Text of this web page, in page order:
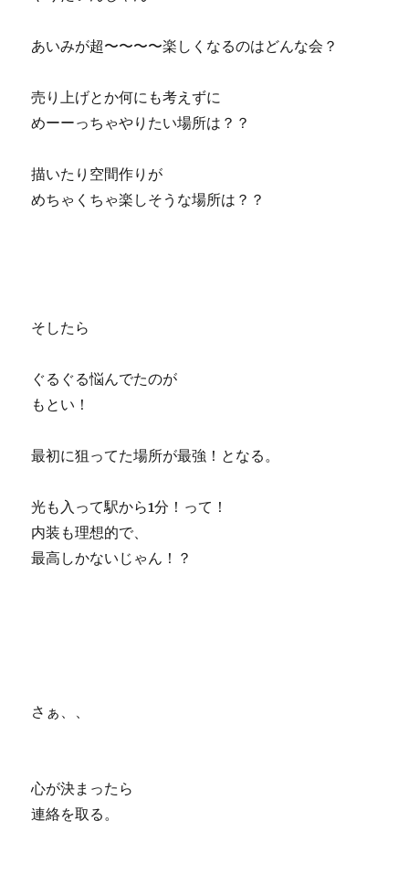
あいみが超〜〜〜〜楽しくなるのはどんな会？
売り上げとか何にも考えずに
めーーっちゃやりたい場所は？？
描いたり空間作りが
めちゃくちゃ楽しそうな場所は？？
そしたら
ぐるぐる悩んでたのが
もとい！
最初に狙ってた場所が最強！となる。
光も入って駅から1分！って！
内装も理想的で、
最高しかないじゃん！？
さぁ、、
心が決まったら
連絡を取る。